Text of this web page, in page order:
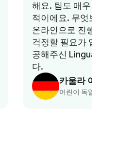
모
고 가격도 매우 합리
킹맘인 저는 수업이
문에 교통편에 대해
뛰어난 서비스를 제
에 정말 감사드립니